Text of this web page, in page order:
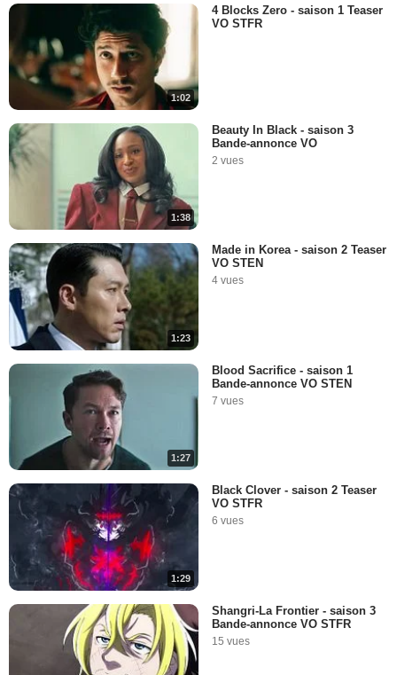
1:02
4 Blocks Zero - saison 1 Teaser
VO STFR
1:38
Beauty In Black - saison 3
Bande-annonce VO
2 vues
1:23
Made in Korea - saison 2 Teaser
VO STEN
4 vues
1:27
Blood Sacrifice - saison 1
Bande-annonce VO STEN
7 vues
1:29
Black Clover - saison 2 Teaser
VO STFR
6 vues
Shangri-La Frontier - saison 3
Bande-annonce VO STFR
15 vues